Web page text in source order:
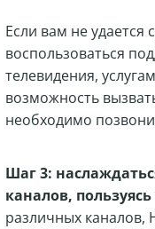
Если вам не
воспользоваться
телевидения,
возможность
необходимо
Шаг 3:
каналов,
различных каналов,